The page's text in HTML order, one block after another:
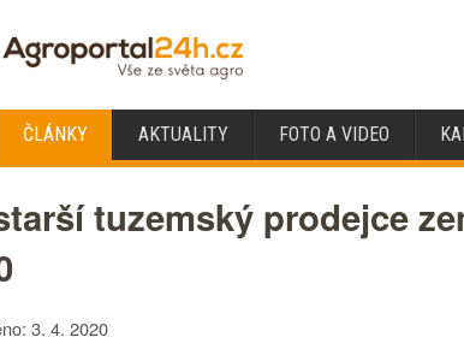
ČLÁNKY AKTUALITY FOTO A VIDEO
tuzemský prodejce
3. 4. 2020